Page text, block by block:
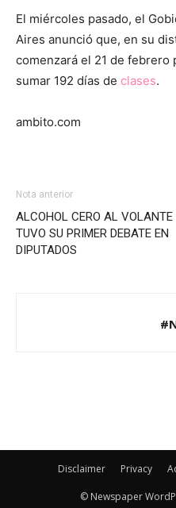
El miércoles pasado, el
Aires anunció que, en su
comenzará el 21 de
sumar 192 días de clases.
ambito.com
Nota anterior
ALCOHOL CERO AL VOLANTE
TUVO SU PRIMER DEBATE EN
DIPUTADOS
Disclaimer Privacy
© Newspaper